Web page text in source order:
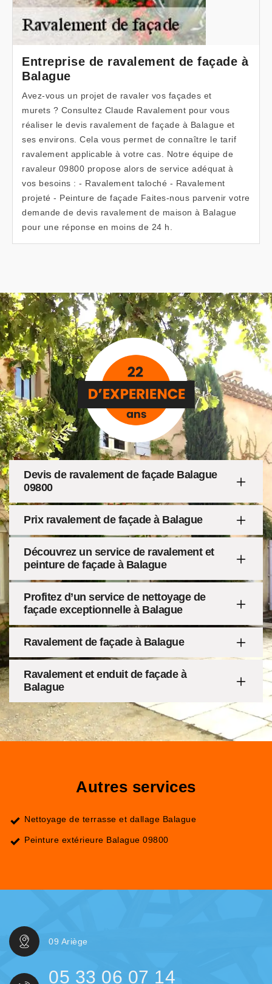
Entreprise de ravalement de façade à
Balague
Avez-vous un projet de ravaler vos façades et
murets ? Consultez Claude Ravalement pour vous
réaliser le devis ravalement de façade à Balague et
ses environs. Cela vous permet de connaître le tarif
ravalement applicable à votre cas. Notre équipe de
ravaleur 09800 propose alors de service adéquat à
vos besoins : - Ravalement taloché - Ravalement
projeté - Peinture de façade Faites-nous parvenir votre
demande de devis ravalement de maison à Balague
pour une réponse en moins de 24 h.
Devis de ravalement de façade Balague
09800
Prix ravalement de façade à Balague
Découvrez un service de ravalement et
peinture de façade à Balague
Profitez d’un service de nettoyage de
façade exceptionnelle à Balague
Ravalement de façade à Balague
Ravalement et enduit de façade à
Balague
Autres services
Nettoyage de terrasse et dallage Balague
Peinture extérieure Balague 09800
09 Ariège
05 33 06 07 14